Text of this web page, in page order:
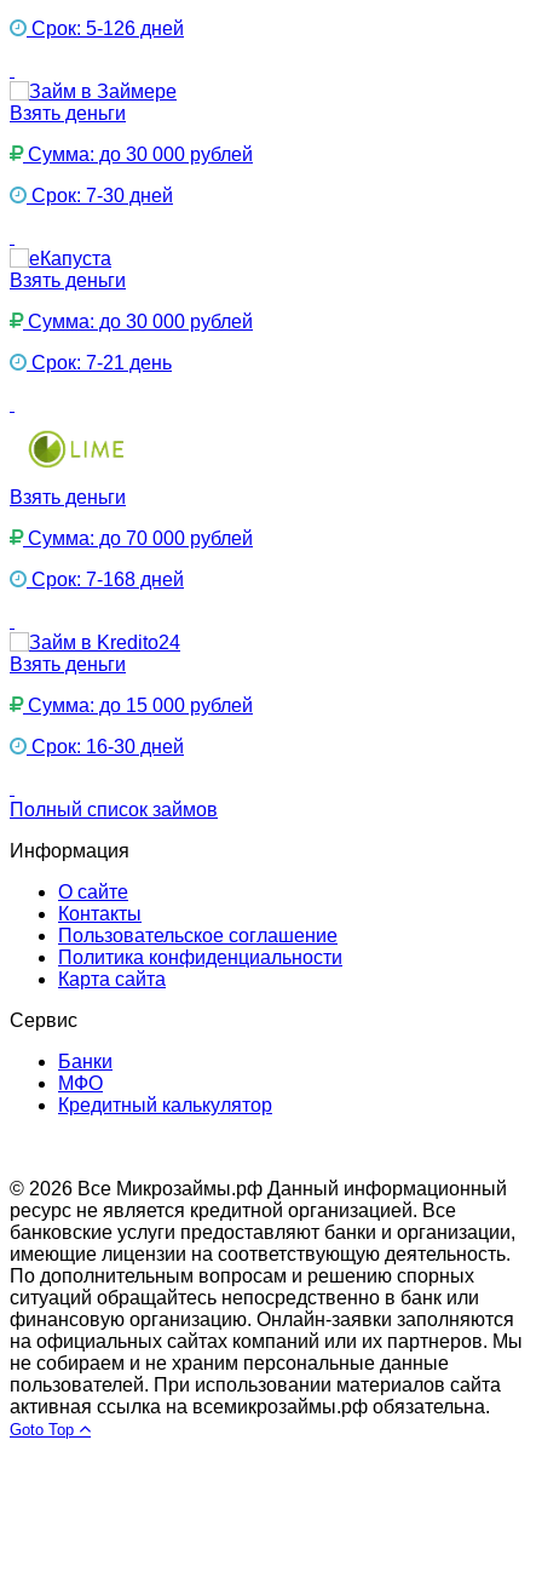
Срок: 5-126 дней
Взять деньги
Сумма: до 30 000 рублей
Срок: 7-30 дней
Взять деньги
Сумма: до 30 000 рублей
Срок: 7-21 день
Взять деньги
Сумма: до 70 000 рублей
Срок: 7-168 дней
Взять деньги
Сумма: до 15 000 рублей
Срок: 16-30 дней
Полный список займов
Информация
О сайте
Контакты
Пользовательское соглашение
Политика конфиденциальности
Карта сайта
Сервис
Банки
МФО
Кредитный калькулятор
© 2026 Все Микрозаймы.рф Данный информационный
ресурс не является кредитной организацией. Все
банковские услуги предоставляют банки и организации,
имеющие лицензии на соответствующую деятельность.
По дополнительным вопросам и решению спорных
ситуаций обращайтесь непосредственно в банк или
финансовую организацию. Онлайн-заявки заполняются
на официальных сайтах компаний или их партнеров. Мы
не собираем и не храним персональные данные
пользователей. При использовании материалов сайта
активная ссылка на всемикрозаймы.рф обязательна.
Goto Top